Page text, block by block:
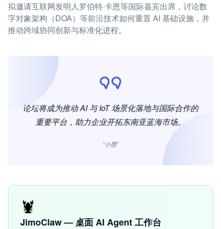
拟邀请互联网发明人罗伯特·卡恩等国际嘉宾出席，讨论数
字对象架构（DOA）等前沿技术如何重置 AI 基础设施，并
推动跨域协同创新与标准化进程。
论坛将成为推动 AI 与 IoT 场景化落地与国际合作的
重要平台，助力企业开拓东南亚蓝海市场。
“小墨”
🦞
JimoClaw — 桌面 AI Agent 工作台